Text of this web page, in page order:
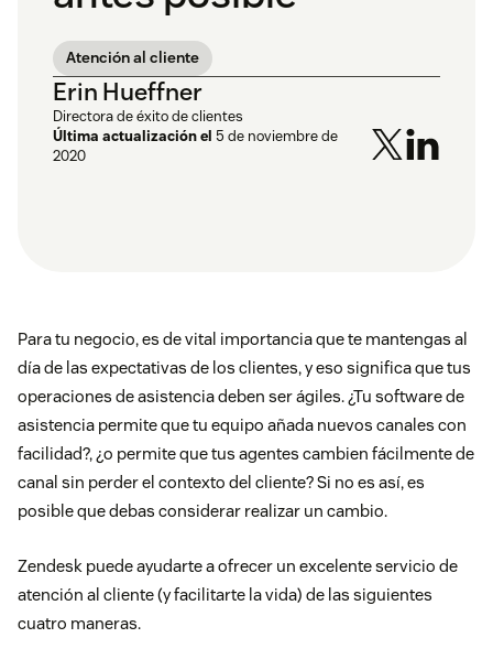
Atención al cliente
Erin Hueffner
Directora de éxito de clientes
Última actualización el 5 de noviembre de
2020
Para tu negocio, es de vital importancia que te mantengas al
día de las expectativas de los clientes, y eso significa que tus
operaciones de asistencia deben ser ágiles. ¿Tu software de
asistencia permite que tu equipo añada nuevos canales con
facilidad?, ¿o permite que tus agentes cambien fácilmente de
canal sin perder el contexto del cliente? Si no es así, es
posible que debas considerar realizar un cambio.
Zendesk puede ayudarte a ofrecer un excelente servicio de
atención al cliente (y facilitarte la vida) de las siguientes
cuatro maneras.